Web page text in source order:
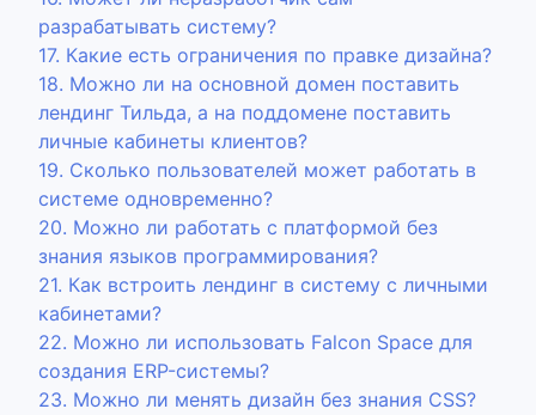
разрабатывать систему?
17. Какие есть ограничения по правке дизайна?
18. Можно ли на основной домен поставить
лендинг Тильда, а на поддомене поставить
личные кабинеты клиентов?
19. Сколько пользователей может работать в
системе одновременно?
20. Можно ли работать с платформой без
знания языков программирования?
21. Как встроить лендинг в систему с личными
кабинетами?
22. Можно ли использовать Falcon Space для
создания ERP-системы?
23. Можно ли менять дизайн без знания CSS?